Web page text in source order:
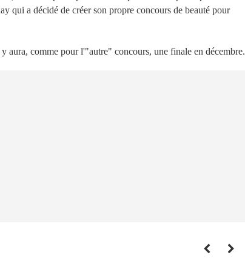
qui a décidé de créer son propre concours de beauté pour
aura, comme pour l'"autre" concours, une finale en décembre.